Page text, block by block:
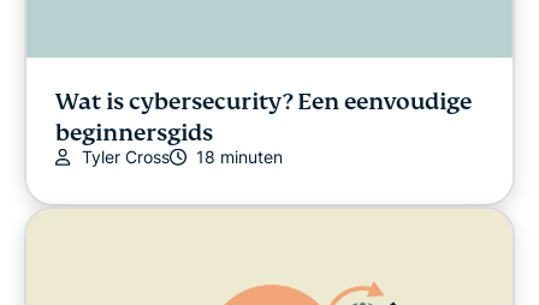
Wat is cybersecurity? Een eenvoudige
beginnersgids
Tyler Cross 18 minuten